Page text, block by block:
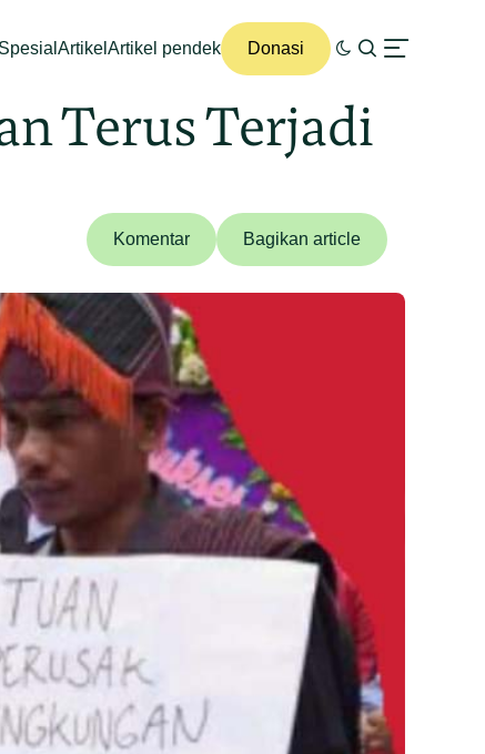
Artikel Artikel pendek Donasi
Terus Terjadi
Komentar Bagikan article